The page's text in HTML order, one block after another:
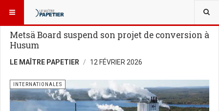
VOUS ÊTES ICI :
Metsä Board suspend son projet de conversion à
Husum
LE MAÎTRE PAPETIER 12 FÉVRIER 2026
INTERNATIONALES